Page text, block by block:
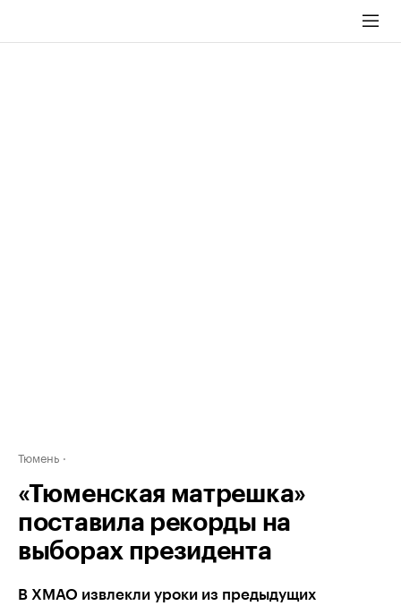
Тюмень
«Тюменская матрешка»
поставила рекорды на
выборах президента
В ХМАО извлекли уроки из предыдущих